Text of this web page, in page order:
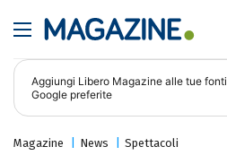
Aggiungi Libero Magazine alle tue fonti
Google preferite
Magazine News Spettacoli